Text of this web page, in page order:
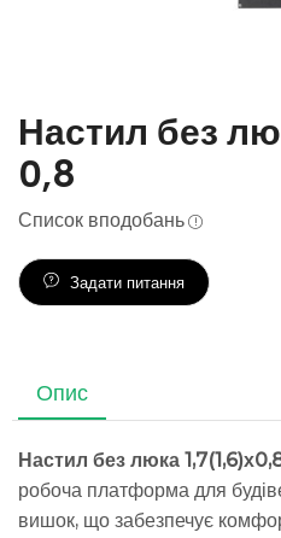
Настил без
0,8
Список вподобань
Задати питання
Опис
Настил без люка
робоча платформа для
вишок, що забезпечує